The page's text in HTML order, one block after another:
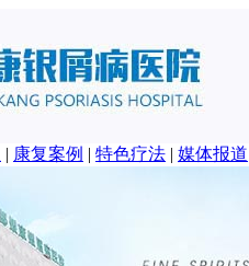
| 康复案例 | 特色疗法 | 媒体报道